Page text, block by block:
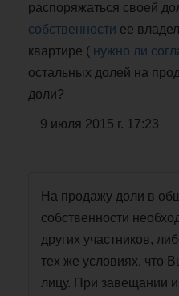
распоряжаться своей
собственности ее
квартире ( нужно ли
остальных долей на
доли?
9 июля 2015 г. 17:23
На продажу доли в
собственности
других участников,
тех же условиях, что
лицу. При завещании